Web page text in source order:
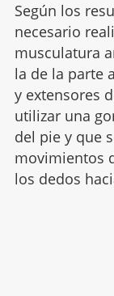
Según los
necesario
musculatura
la de la parte
y extensores
utilizar una
del pie y que
movimientos
los dedos